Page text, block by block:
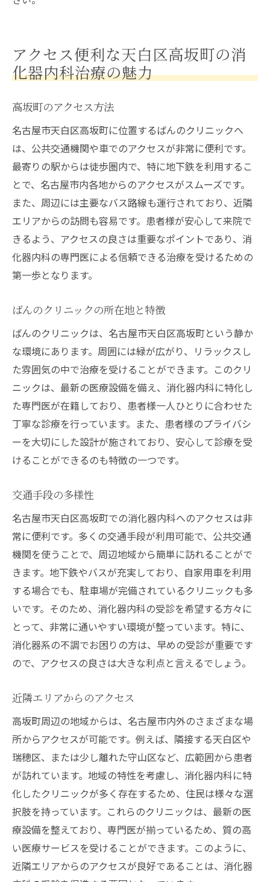
アクセス便利な天白区高坂町の消
化器内科治療の魅力
高坂町のアクセス方法
名古屋市天白区高坂町に位置するばんのクリニックへ
は、公共交通機関や車でのアクセスが非常に便利です。
最寄りの駅からは徒歩圏内で、特に地下鉄を利用するこ
とで、名古屋市内各地からのアクセスがスムーズです。
また、周辺には主要なバス路線も運行されており、近隣
エリアからの訪問も容易です。患者様が安心して来院で
きるよう、アクセスの良さは重要なポイントであり、消
化器内科の専門医による信頼できる治療を受けるための
第一歩となります。
ばんのクリニックの所在地と特徴
ばんのクリニックは、名古屋市天白区高坂町という静か
な環境にあります。周囲には緑が広がり、リラックスし
た雰囲気の中で治療を受けることができます。このクリ
ニックは、最新の医療設備を備え、消化器内科に特化し
た専門医が在籍しており、患者様一人ひとりに合わせた
丁寧な診療を行っています。また、患者様のプライバシ
ーを大切にした設計が施されており、安心して診療を受
けることができるのも特徴の一つです。
交通手段の多様性
名古屋市天白区高坂町での消化器内科へのアクセスは非
常に便利です。多くの交通手段が利用可能で、公共交通
機関を使うことで、周辺地域から簡単に訪れることがで
きます。地下鉄やバスが充実しており、自家用車を利用
する場合でも、駐車場が完備されているクリニックも多
いです。そのため、消化器内科の受診を希望する方々に
とって、非常に通いやすい環境が整っています。特に、
消化器系の不調でお困りの方は、早めの受診が重要です
ので、アクセスの良さは大きな利点と言えるでしょう。
近隣エリアからのアクセス
高坂町周辺の地域からは、名古屋市内外のさまざまな場
所からアクセスが可能です。例えば、隣接する天白区や
瑞穂区、または少し離れた守山区など、広範囲から患者
が訪れています。地域の特性を考慮し、消化器内科に特
化したクリニックが多く存在するため、住民は様々な選
択肢を持っています。これらのクリニックは、最新の医
療設備を整えており、専門医が揃っているため、質の高
い医療サービスを受けることができます。このように、
近隣エリアからのアクセスが良好であることは、消化器